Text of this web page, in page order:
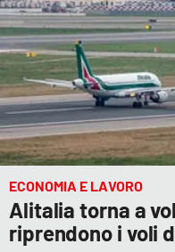
ECONOMIA E LAVORO
Alitalia torna a
riprendono i voli